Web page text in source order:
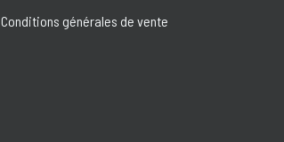
Conditions générales de vente